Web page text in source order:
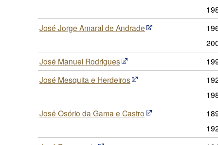
José Jorge Amaral de Andrade
José Manuel Rodrigues
José Mesquita e Herdeiros
José Osório da Gama e Castro